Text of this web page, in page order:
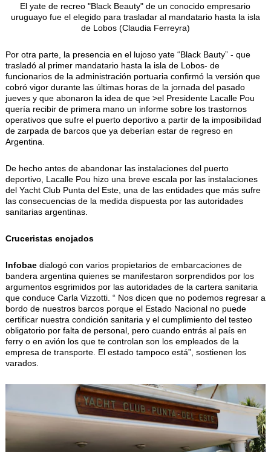
El yate de recreo "Black Beauty" de un conocido empresario
uruguayo fue el elegido para trasladar al mandatario hasta la isla
de Lobos (Claudia Ferreyra)
Por otra parte, la presencia en el lujoso yate “Black Bauty” - que
trasladó al primer mandatario hasta la isla de Lobos- de
funcionarios de la administración portuaria confirmó la versión que
cobró vigor durante las últimas horas de la jornada del pasado
jueves y que abonaron la idea de que >el Presidente Lacalle Pou
quería recibir de primera mano un informe sobre los trastornos
operativos que sufre el puerto deportivo a partir de la imposibilidad
de zarpada de barcos que ya deberían estar de regreso en
Argentina.
De hecho antes de abandonar las instalaciones del puerto
deportivo, Lacalle Pou hizo una breve escala por las instalaciones
del Yacht Club Punta del Este, una de las entidades que más sufre
las consecuencias de la medida dispuesta por las autoridades
sanitarias argentinas.
Cruceristas enojados
Infobae dialogó con varios propietarios de embarcaciones de
bandera argentina quienes se manifestaron sorprendidos por los
argumentos esgrimidos por las autoridades de la cartera sanitaria
que conduce Carla Vizzotti. “ Nos dicen que no podemos regresar a
bordo de nuestros barcos porque el Estado Nacional no puede
certificar nuestra condición sanitaria y el cumplimiento del testeo
obligatorio por falta de personal, pero cuando entrás al país en
ferry o en avión los que te controlan son los empleados de la
empresa de transporte. El estado tampoco está”, sostienen los
varados.